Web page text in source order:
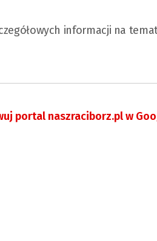
informacji na
portal naszraciborz.pl w